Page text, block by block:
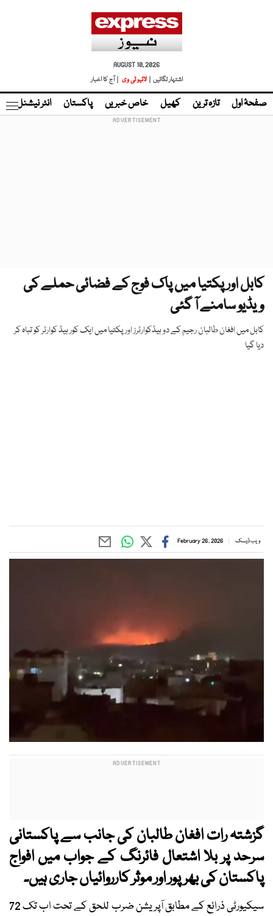
AUGUST 10, 2026
اشتہار لگائیں |
لائیو ٹی وی | آج کا اخبار
صفحۂ اول تازہ ترین کھیل خاص خبریں پاکستان انٹر نیشنل
کابل اور پکتیا میں پاک فوج کے فضائی حملے کی
ویڈیو سامنے آ گئی
کابل میں افغان طالبان رجیم کے دو ہیڈکوارٹرز اور پکتیا میں ایک کور ہیڈ کوارٹر کو تباہ کر
دیا گیا
ویب ڈیسک February 26, 2026
گزشتہ رات افغان طالبان کی جانب سے پاکستانی
سرحد پر بلا اشتعال فائرنگ کے جواب میں افواج
پاکستان کی بھرپور اور موثر کارروائیاں جاری ہیں۔
سیکیورٹی ذرائع کے مطابق آپریشن ضرب للحق کے تحت اب تک 72